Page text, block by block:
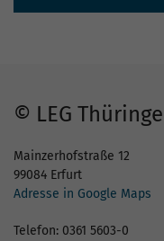
© LEG
Mainzerhofstraße 12
99084 Erfurt
Adresse in Google Maps
Telefon: 0361 5603-0